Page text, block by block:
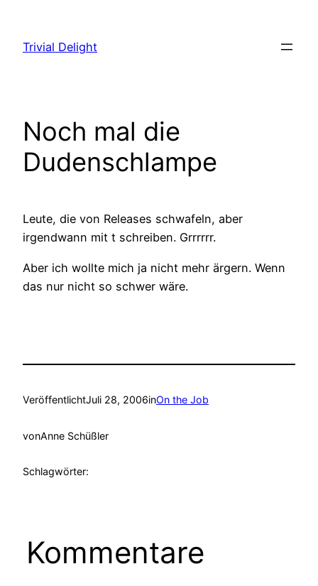
springen
Trivial Delight
Noch mal die
Dudenschlampe
Leute, die von Releases schwafeln, aber
irgendwann mit t schreiben. Grrrrrr.
Aber ich wollte mich ja nicht mehr ärgern. Wenn
das nur nicht so schwer wäre.
VeröffentlichtJuli 28, 2006inOn the Job
vonAnne Schüßler
Schlagwörter:
Kommentare